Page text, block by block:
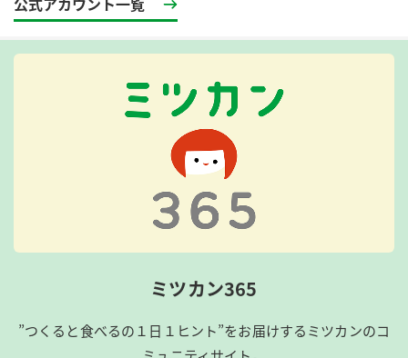
ミツカン365
”つくると食べるの１日１ヒント”をお届けするミツカンのコ